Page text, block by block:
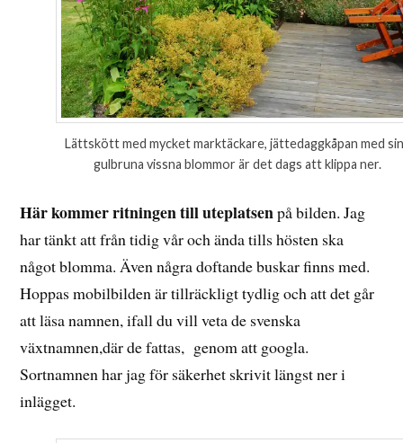
Lättskött med mycket marktäckare, jättedaggkåpan med
gulbruna vissna blommor är det dags att klippa ner.
Här kommer ritningen till uteplatsenpå bilden. Jag
har tänkt att från tidig vår och ända tills hösten ska
något blomma. Även några doftande buskar finns med.
Hoppas mobilbilden är tillräckligt tydlig och att det går
att läsa namnen, ifall du vill veta de svenska
växtnamnen,där de fattas, genom att googla.
Sortnamnen har jag för säkerhet skrivit längst ner i
inlägget.